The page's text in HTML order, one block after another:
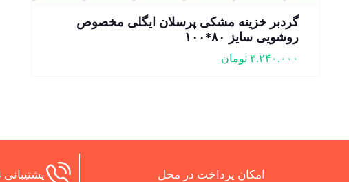
گردبر خزینه مشکی پرسلان ایگلی مخصوص
روشویی سایز ۸۰*۱۰۰
۳.۲۴۰.۰۰۰ تومان
امکان پرداخت در محل پشتیبانی 24 ساعته